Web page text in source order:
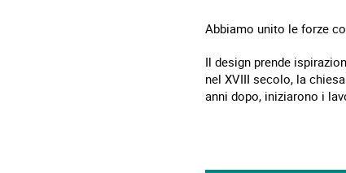
Abbiamo unito le forze
Il design prende
nel XVIII secolo, la
anni dopo, iniziarono i